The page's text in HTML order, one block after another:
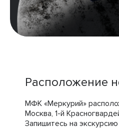
Расположение
МФК «Меркурий»
Москва, 1-й
Запишитесь на